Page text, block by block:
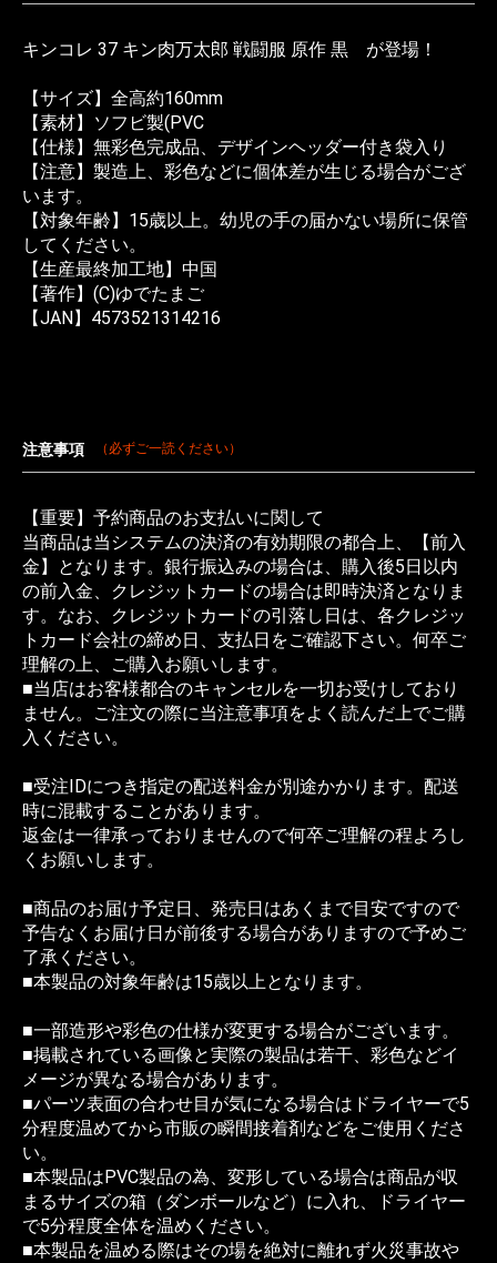
キンコレ 37 キン肉万太郎 戦闘服 原作 黒 が登場！
【サイズ】全高約160mm
【素材】ソフビ製(PVC
【仕様】無彩色完成品、デザインヘッダー付き袋入り
【注意】製造上、彩色などに個体差が生じる場合がござ
います。
【対象年齢】15歳以上。幼児の手の届かない場所に保管
してください。
【生産最終加工地】中国
【著作】(C)ゆでたまご
【JAN】4573521314216
注意事項 （必ずご一読ください）
【重要】予約商品のお支払いに関して
当商品は当システムの決済の有効期限の都合上、【前入
金】となります。銀行振込みの場合は、購入後5日以内
の前入金、クレジットカードの場合は即時決済となりま
す。なお、クレジットカードの引落し日は、各クレジッ
トカード会社の締め日、支払日をご確認下さい。何卒ご
理解の上、ご購入お願いします。
■当店はお客様都合のキャンセルを一切お受けしており
ません。ご注文の際に当注意事項をよく読んだ上でご購
入ください。
■受注IDにつき指定の配送料金が別途かかります。配送
時に混載することがあります。
返金は一律承っておりませんので何卒ご理解の程よろし
くお願いします。
■商品のお届け予定日、発売日はあくまで目安ですので
予告なくお届け日が前後する場合がありますので予めご
了承ください。
■本製品の対象年齢は15歳以上となります。
■一部造形や彩色の仕様が変更する場合がございます。
■掲載されている画像と実際の製品は若干、彩色などイ
メージが異なる場合があります。
■パーツ表面の合わせ目が気になる場合はドライヤーで5
分程度温めてから市販の瞬間接着剤などをご使用くださ
い。
■本製品はPVC製品の為、変形している場合は商品が収
まるサイズの箱（ダンボールなど）に入れ、ドライヤー
で5分程度全体を温めください。
■本製品を温める際はその場を絶対に離れず火災事故や